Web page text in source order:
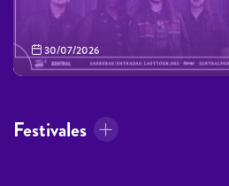
30/07/2026
Festivales